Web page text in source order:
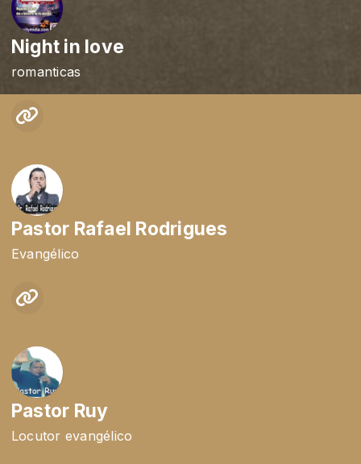
Night in love
romanticas
Pastor Rafael Rodrigues
Evangélico
Pastor Ruy
Locutor evangélico